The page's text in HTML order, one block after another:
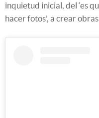
inquietud inicial, del ‘es
hacer fotos’, a crear